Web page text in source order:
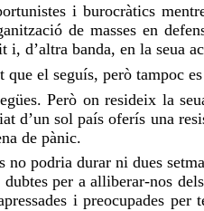
i burocràtics
de masses en
d’altra banda, en la seua
el seguís, però tampoc
Però on resideix la
sol país oferís una
de pànic.
podria durar ni dues
per a alliberar-nos
i preocupades